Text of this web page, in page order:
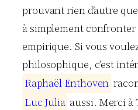
prouvant rien d’autre
à simplement confronter
empirique. Si vous
philosophique, c’est
Raphaël Enthoven
Luc Julia aussi. Merci à